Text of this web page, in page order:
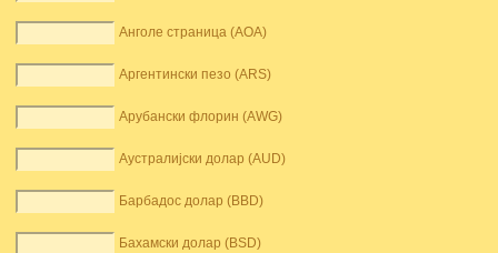
Анголе страница (AOA)
Аргентински пезо (ARS)
Арубански флорин (AWG)
Аустралијски долар (AUD)
Барбадос долар (BBD)
Бахамски долар (BSD)